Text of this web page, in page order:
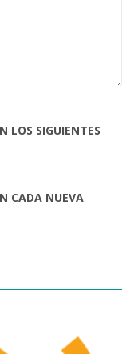
LOS SIGUIENTES
CADA NUEVA